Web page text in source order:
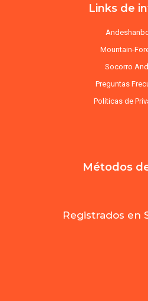
Links de
Mountain-
Socorro
Preguntas
Políticas de
Métodos
Registrados en